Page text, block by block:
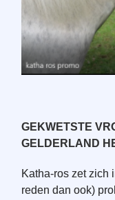
GEKWETSTE
GELDERLAND
Katha-ros zet zich
reden dan ook)